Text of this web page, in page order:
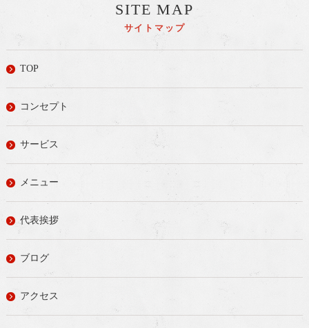
サイトマップ
SITE MAP
TOP
コンセプト
サービス
メニュー
代表挨拶
ブログ
アクセス